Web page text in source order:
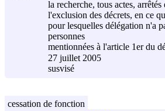
la recherche, tous actes, arrêtés
l'exclusion des décrets, en ce
pour lesquelles délégation n'a
personnes
mentionnées à l'article 1er du
27 juillet 2005
susvisé
cessation de fonction